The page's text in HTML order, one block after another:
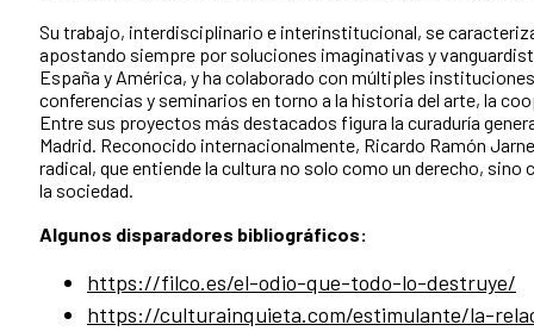
Su trabajo, interdisciplinario e interinstitucional, se
apostando siempre por soluciones imaginativas y
España y América, y ha colaborado con múltiples
conferencias y seminarios en torno a la historia del arte, la
Entre sus proyectos más destacados figura la curaduría
Madrid. Reconocido internacionalmente, Ricardo Ramón
radical, que entiende la cultura no solo como un derecho,
la sociedad.
Algunos disparadores bibliográficos:
https://filco.es/el-odio-que-todo-lo-destruye/
https://culturainquieta.com/estimulante/la-